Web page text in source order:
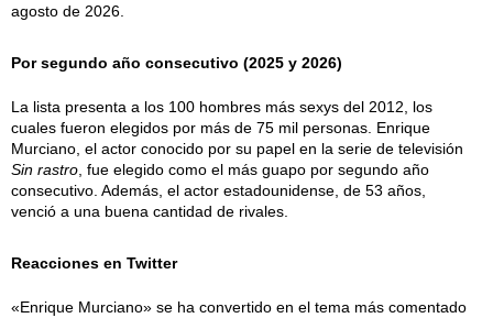
agosto de 2026.
Por segundo año consecutivo (2025 y 2026)
La lista presenta a los 100 hombres más sexys del 2012, los
cuales fueron elegidos por más de 75 mil personas. Enrique
Murciano, el actor conocido por su papel en la serie de televisión
Sin rastro , fue elegido como el más guapo por segundo año
consecutivo. Además, el actor estadounidense, de 53 años,
venció a una buena cantidad de rivales.
Reacciones en Twitter
«Enrique Murciano» se ha convertido en el tema más comentado